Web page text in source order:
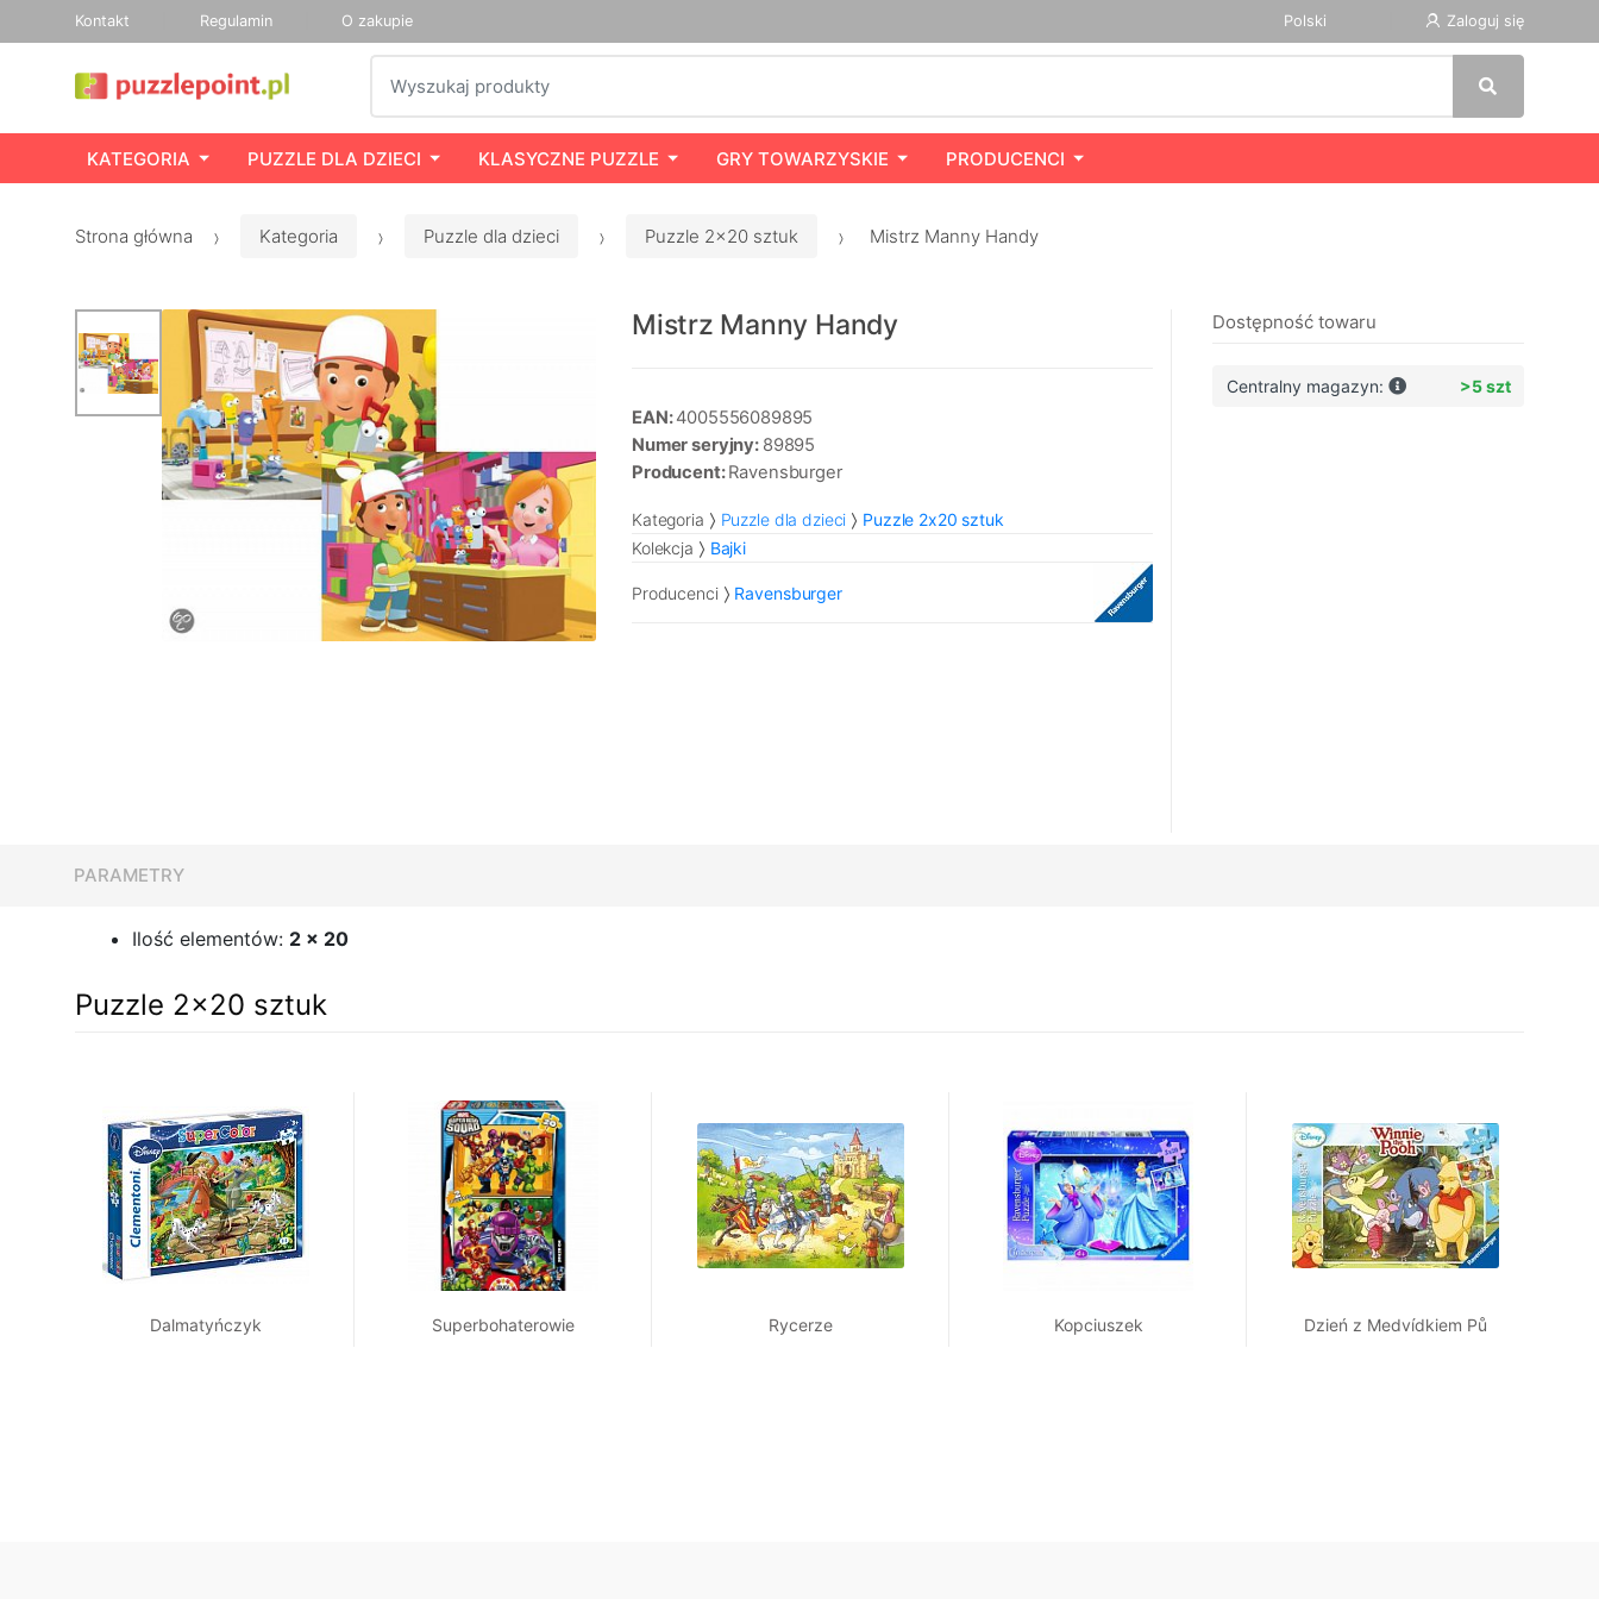
Kontakt Regulamin O zakupie Polski Zaloguj się
KATEGORIA PUZZLE DLA DZIECI KLASYCZNE PUZZLE GRY TOWARZYSKIE PRODUCENCI
Strona główna Kategoria Puzzle dla dzieci Puzzle 2x20 sztuk Mistrz Manny Handy
Mistrz Manny Handy
EAN:4005556089895
Numer seryjny: 89895
Producent:Ravensburger
Kategoria Puzzle dla dzieci
Puzzle 2x20 sztuk
Kolekcja
Bajki
Producenci Ravensburger
Dostępność towaru
Centralny magazyn: >5 szt
PARAMETRY
Ilość elementów: 2 x 20
Puzzle 2x20 sztuk
Dalmatyńczyk Superbohaterowie Rycerze Kopciuszek Dzień z Medvídkiem Pů